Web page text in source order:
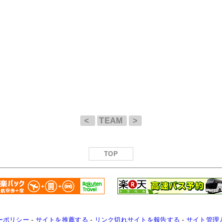
< TEAM >
TOP
ポリシー - サイトを推薦する - リンク切れサイトを報告する - サイト管理